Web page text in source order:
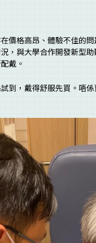
價格高昂、體驗不佳的
，與大學合作開發新型
戴。
到，戴得舒服先買。唔